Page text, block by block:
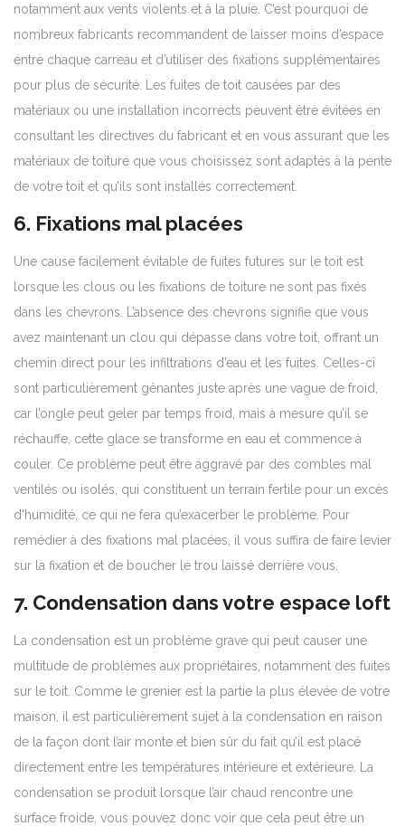
notamment aux vents violents et à la pluie. C’est pourquoi de
nombreux fabricants recommandent de laisser moins d’espace
entre chaque carreau et d’utiliser des fixations supplémentaires
pour plus de sécurité. Les fuites de toit causées par des
matériaux ou une installation incorrects peuvent être évitées en
consultant les directives du fabricant et en vous assurant que les
matériaux de toiture que vous choisissez sont adaptés à la pente
de votre toit et qu’ils sont installés correctement.
6. Fixations mal placées
Une cause facilement évitable de fuites futures sur le toit est
lorsque les clous ou les fixations de toiture ne sont pas fixés
dans les chevrons. L’absence des chevrons signifie que vous
avez maintenant un clou qui dépasse dans votre toit, offrant un
chemin direct pour les infiltrations d’eau et les fuites. Celles-ci
sont particulièrement gênantes juste après une vague de froid,
car l’ongle peut geler par temps froid, mais à mesure qu’il se
réchauffe, cette glace se transforme en eau et commence à
couler. Ce problème peut être aggravé par des combles mal
ventilés ou isolés, qui constituent un terrain fertile pour un excès
d’humidité, ce qui ne fera qu’exacerber le problème. Pour
remédier à des fixations mal placées, il vous suffira de faire levier
sur la fixation et de boucher le trou laissé derrière vous.
7. Condensation dans votre espace loft
La condensation est un problème grave qui peut causer une
multitude de problèmes aux propriétaires, notamment des fuites
sur le toit. Comme le grenier est la partie la plus élevée de votre
maison, il est particulièrement sujet à la condensation en raison
de la façon dont l’air monte et bien sûr du fait qu’il est placé
directement entre les températures intérieure et extérieure. La
condensation se produit lorsque l’air chaud rencontre une
surface froide, vous pouvez donc voir que cela peut être un